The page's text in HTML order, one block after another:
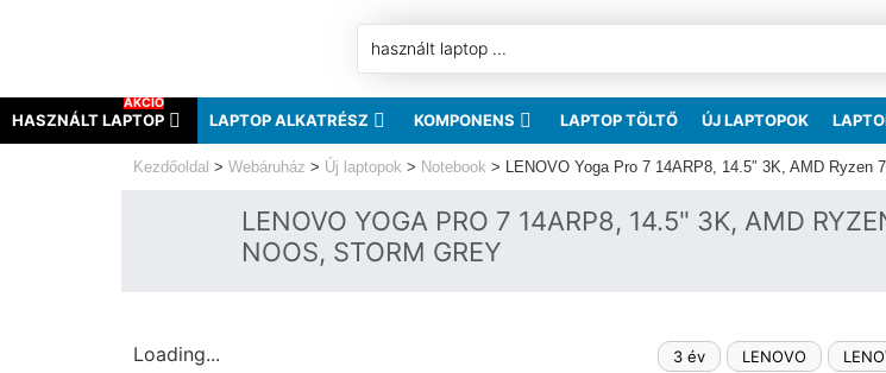
HASZNÁLT LAPTOP
AKCIÓ
LAPTOP ALKATRÉSZ KOMPONENS LAPTOP TÖLTŐ ÚJ LAPTOPOK
Kezdőoldal > Webáruház > Új laptopok > Notebook > LENOVO Yoga Pro 7 14ARP8, 14.5″ 3K, AMD
LENOVO YOGA PRO 7 14ARP8, 14.5" 3K, AMD
NOOS, STORM GREY
Loading... 3 év LENOVO